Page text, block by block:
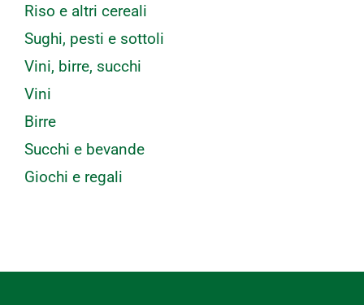
Riso e altri cereali
Sughi, pesti e sottoli
Vini, birre, succhi
Vini
Birre
Succhi e bevande
Giochi e regali